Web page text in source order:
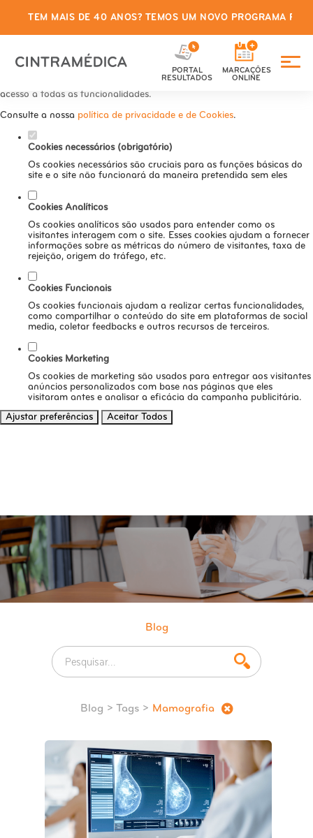
Defina as suas preferências de
cookies para este website.
Este website utiliza cookies estritamente necessários, analíticos e
acesso a todas as funcionalidades.
Consulte a nossa política de privacidade e de Cookies.
Cookies necessários (obrigatório)
Os cookies necessários são cruciais para as funções básicas do
site e o site não funcionará da maneira pretendida sem eles
Cookies Analíticos
Os cookies analíticos são usados para entender como os
visitantes interagem com o site. Esses cookies ajudam a fornecer
informações sobre as métricas do número de visitantes, taxa de
rejeição, origem do tráfego, etc.
Cookies Funcionais
Os cookies funcionais ajudam a realizar certas funcionalidades,
como compartilhar o conteúdo do site em plataformas de social
media, coletar feedbacks e outros recursos de terceiros.
Cookies Marketing
Os cookies de marketing são usados para entregar aos visitantes
anúncios personalizados com base nas páginas que eles
visitaram antes e analisar a eficácia da campanha publicitária.
Ajustar preferências
Aceitar Todos
TEM MAIS DE 40 ANOS? TEMOS UM NOVO PROGRAMA
PORTAL
RESULTADOS
MARCAÇÕES
ONLINE
Blog
Blog > Tags > Mamografia